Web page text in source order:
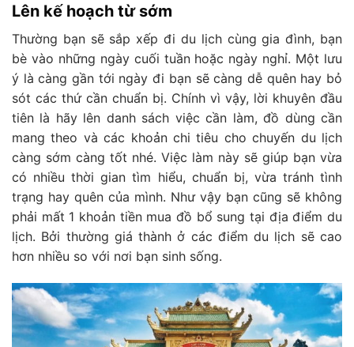
Lên kế hoạch từ sớm
Thường bạn sẽ sắp xếp đi du lịch cùng gia đình, bạn
bè vào những ngày cuối tuần hoặc ngày nghỉ. Một lưu
ý là càng gần tới ngày đi bạn sẽ càng dễ quên hay bỏ
sót các thứ cần chuẩn bị. Chính vì vậy, lời khuyên đầu
tiên là hãy lên danh sách việc cần làm, đồ dùng cần
mang theo và các khoản chi tiêu cho chuyến du lịch
càng sớm càng tốt nhé. Việc làm này sẽ giúp bạn vừa
có nhiều thời gian tìm hiểu, chuẩn bị, vừa tránh tình
trạng hay quên của mình. Như vậy bạn cũng sẽ không
phải mất 1 khoản tiền mua đồ bổ sung tại địa điểm du
lịch. Bởi thường giá thành ở các điểm du lịch sẽ cao
hơn nhiều so với nơi bạn sinh sống.